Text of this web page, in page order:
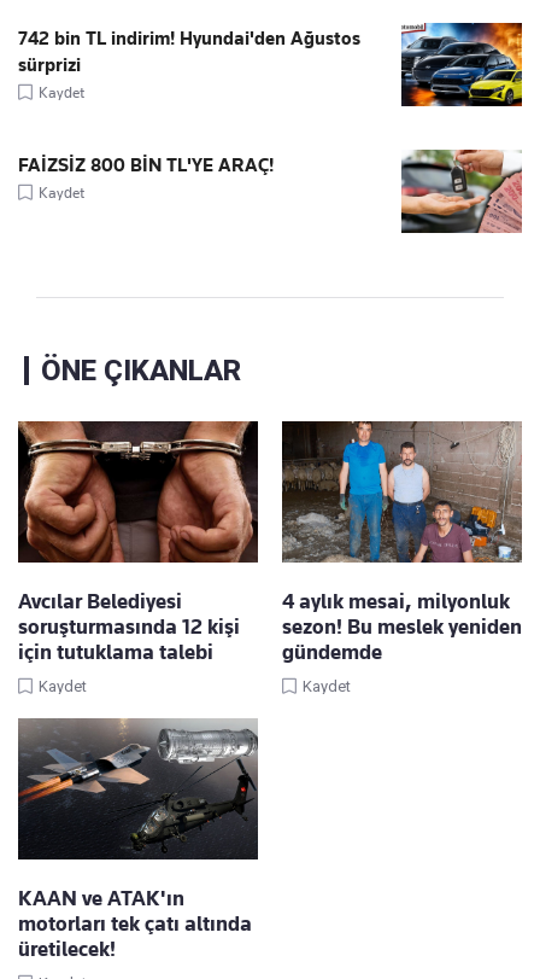
742 bin TL indirim! Hyundai'den Ağustos
sürprizi
Kaydet
FAİZSİZ 800 BİN TL'YE ARAÇ!
Kaydet
ÖNE ÇIKANLAR
Avcılar Belediyesi
soruşturmasında 12 kişi
için tutuklama talebi
Kaydet
4 aylık mesai, milyonluk
sezon! Bu meslek yeniden
gündemde
Kaydet
KAAN ve ATAK'ın
motorları tek çatı altında
üretilecek!